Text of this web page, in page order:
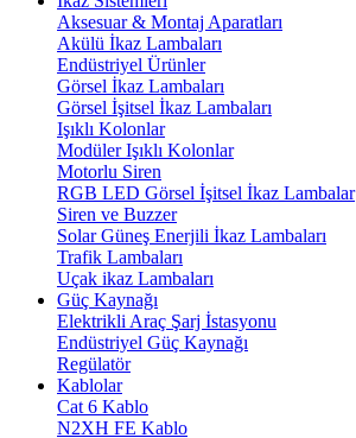
Aksesuar & Montaj Aparatları
Akülü İkaz Lambaları
Endüstriyel Ürünler
Görsel İkaz Lambaları
Görsel İşitsel İkaz Lambaları
Işıklı Kolonlar
Modüler Işıklı Kolonlar
Motorlu Siren
RGB LED Görsel İşitsel İkaz Lambalar
Siren ve Buzzer
Solar Güneş Enerjili İkaz Lambaları
Trafik Lambaları
Uçak ikaz Lambaları
Güç Kaynağı
Elektrikli Araç Şarj İstasyonu
Endüstriyel Güç Kaynağı
Regülatör
Kablolar
Cat 6 Kablo
N2XH FE Kablo